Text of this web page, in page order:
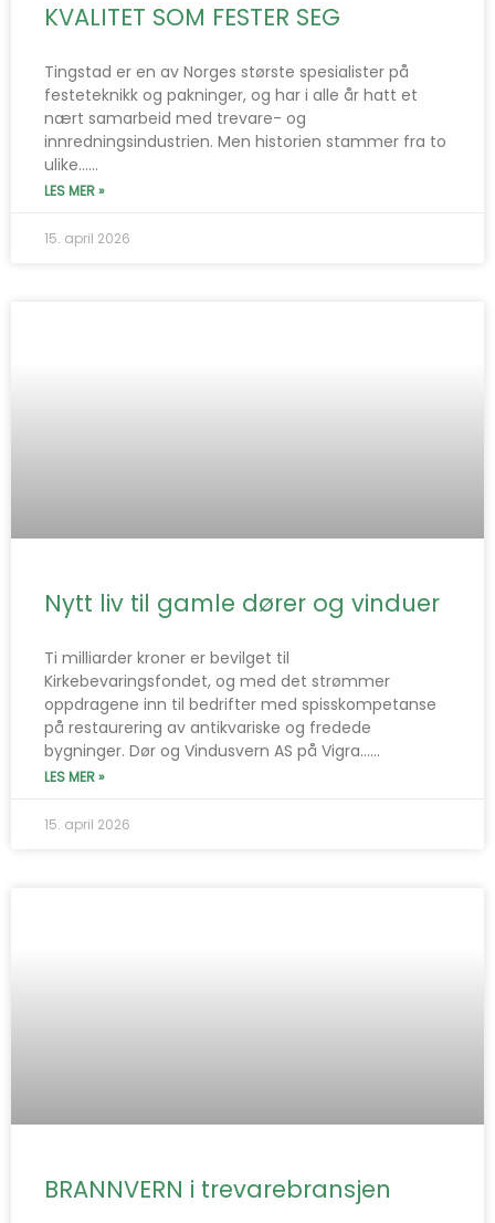
KVALITET SOM FESTER SEG
Tingstad er en av Norges største spesialister på
festeteknikk og pakninger, og har i alle år hatt et
nært samarbeid med trevare- og
innredningsindustrien. Men historien stammer fra to
ulike…...
LES MER »
15. april 2026
Nytt liv til gamle dører og vinduer
Ti milliarder kroner er bevilget til
Kirkebevaringsfondet, og med det strømmer
oppdragene inn til bedrifter med spisskompetanse
på restaurering av antikvariske og fredede
bygninger. Dør og Vindusvern AS på Vigra…...
LES MER »
15. april 2026
BRANNVERN i trevarebransjen